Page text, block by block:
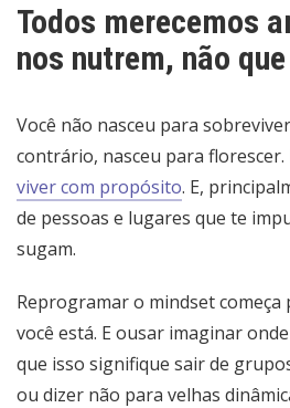
Todos merecemos
nos nutrem, não
Você não nasceu para
contrário, nasceu para florescer.
viver com propósito. E,
de pessoas e lugares que te
sugam.
Reprogramar o mindset
você está. E ousar imaginar
que isso signifique sair de
ou dizer não para velhas